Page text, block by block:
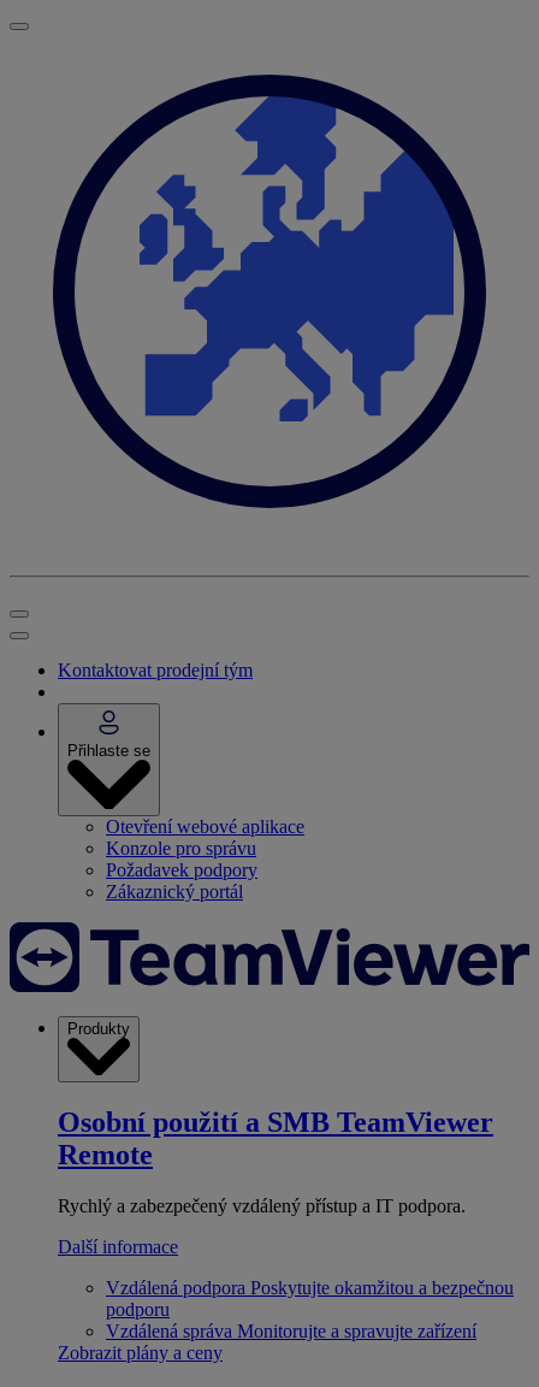
Kontaktovat prodejní tým
Přihlaste se
Otevření webové aplikace
Konzole pro správu
Požadavek podpory
Zákaznický portál
Produkty
Osobní použití a SMB TeamViewer
Remote
Rychlý a zabezpečený vzdálený přístup a IT podpora.
Další informace
Vzdálená podpora Poskytujte okamžitou a bezpečnou
podporu
Vzdálená správa Monitorujte a spravujte zařízení
Zobrazit plány a ceny